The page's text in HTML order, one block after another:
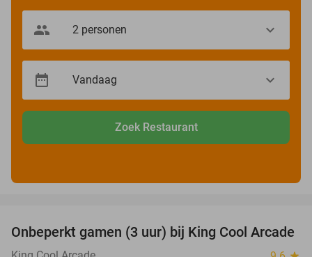
Zoek Restaurant
34%
Onbeperkt gamen (3 uur) bij King Cool Arcade